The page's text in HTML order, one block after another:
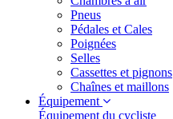
Pneus
Pédales et Cales
Poignées
Selles
Cassettes et pignons
Chaînes et maillons
Équipement
Équipement du cycliste